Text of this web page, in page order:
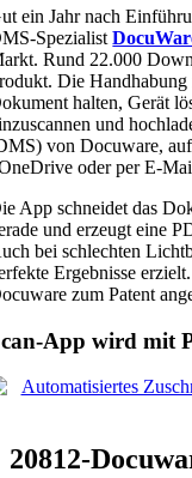
ein Jahr nach
Spezialist
Rund 22.000
Die Handhabung
halten, Gerät
und
von Docuware,
oder per E-
App schneidet das
und erzeugt eine
bei schlechten
Ergebnisse
zum Patent
App wird mit
20812-